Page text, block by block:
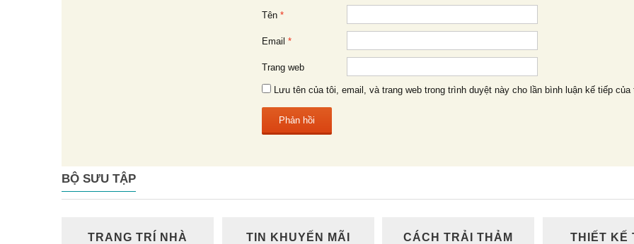
Tên *
Email *
Trang web
Lưu tên của tôi, email, và trang web trong trình duyệt này cho lần bình luận kế tiếp của
BỘ SƯU TẬP
TRANG TRÍ NHÀ TIN KHUYẾN MÃI CÁCH TRẢI THẢM THIẾT KẾ